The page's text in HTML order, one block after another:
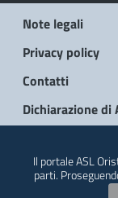
Note legali
Privacy policy
Contatti
Dichiarazione di
Il portale ASL
parti.